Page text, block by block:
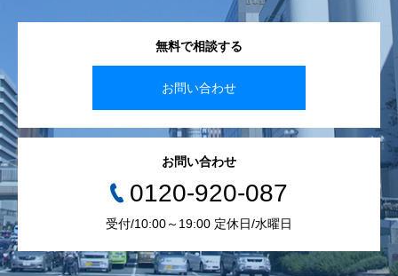
無料で相談する
お問い合わせ
お問い合わせ
0120-920-087
受付/10:00～19:00 定休日/水曜日